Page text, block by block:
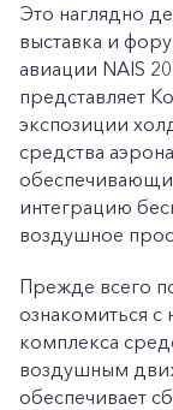
Это наглядно
выставка и
авиации NAIS
представляет
экспозиции
средства
интеграцию
воздушное
Прежде всего
ознакомиться
комплекса
воздушным
обеспечивает